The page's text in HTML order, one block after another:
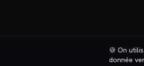
🍪 On
donnée